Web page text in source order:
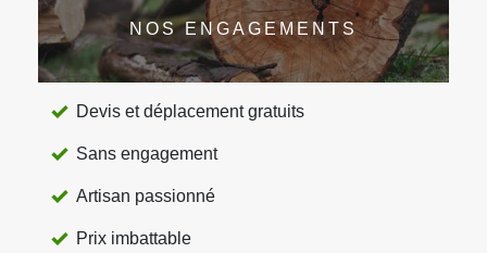
NOS ENGAGEMENTS
Devis et déplacement gratuits
Sans engagement
Artisan passionné
Prix imbattable